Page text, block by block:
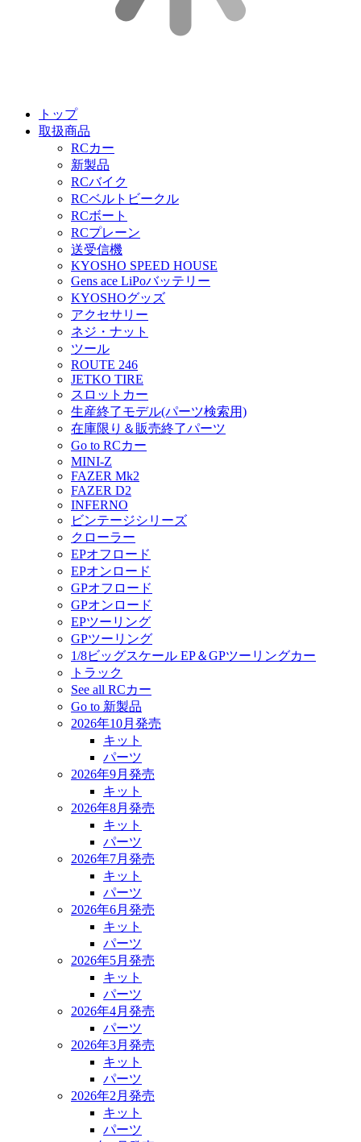
トップ
取扱商品
RCカー
新製品
RCバイク
RCベルトビークル
RCボート
RCプレーン
送受信機
KYOSHO SPEED HOUSE
Gens ace LiPoバッテリー
KYOSHOグッズ
アクセサリー
ネジ・ナット
ツール
ROUTE 246
JETKO TIRE
スロットカー
生産終了モデル(パーツ検索用)
在庫限り＆販売終了パーツ
Go to RCカー
MINI-Z
FAZER Mk2
FAZER D2
INFERNO
ビンテージシリーズ
クローラー
EPオフロード
EPオンロード
GPオフロード
GPオンロード
EPツーリング
GPツーリング
1/8ビッグスケール EP＆GPツーリングカー
トラック
See all RCカー
Go to 新製品
2026年10月発売
キット
パーツ
2026年9月発売
キット
2026年8月発売
キット
パーツ
2026年7月発売
キット
パーツ
2026年6月発売
キット
パーツ
2026年5月発売
キット
パーツ
2026年4月発売
パーツ
2026年3月発売
キット
パーツ
2026年2月発売
キット
パーツ